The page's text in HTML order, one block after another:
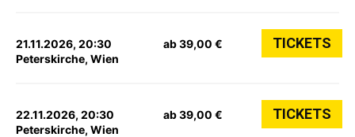
21.11.2026, 20:30
Peterskirche, Wien
ab 39,00 € TICKETS
22.11.2026, 20:30
Peterskirche, Wien
ab 39,00 € TICKETS